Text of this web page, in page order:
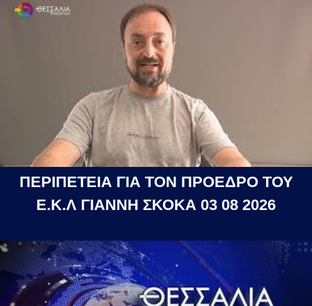
ΠΕΡΙΠΕΤΕΙΑ ΓΙΑ ΤΟΝ ΠΡΟΕΔΡΟ ΤΟΥ
Ε.Κ.Λ ΓΙΑΝΝΗ ΣΚΟΚΑ 03 08 2026